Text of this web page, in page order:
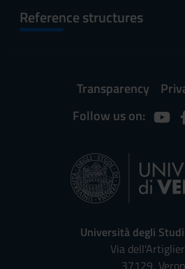
Reference structures
Transparency
Follow us on:
Università degli
Via
37129,